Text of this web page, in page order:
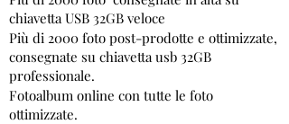
chiavetta USB 32GB veloce
Più di 2000 foto post-prodotte e ottimizzate,
consegnate su chiavetta usb 32GB
professionale.
Fotoalbum online con tutte le foto
ottimizzate.